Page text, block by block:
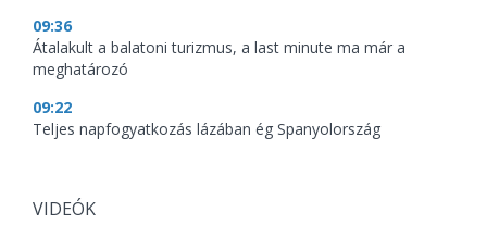
09:36
Átalakult a balatoni turizmus, a last minute ma már a
meghatározó
09:22
Teljes napfogyatkozás lázában ég Spanyolország
VIDEÓK